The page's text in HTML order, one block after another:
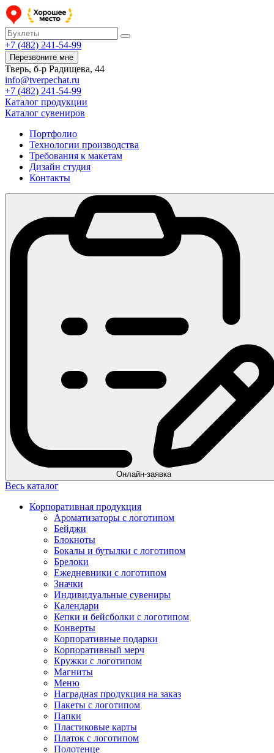
+7 (482) 241-54-99
Перезвоните мне
Тверь, б-р Радищева, 44
info@tverpechat.ru
+7 (482) 241-54-99
Каталог продукции
Каталог сувениров
Портфолио
Технологии производства
Требования к макетам
Дизайн студия
Контакты
Онлайн-заявка
Весь каталог
Корпоративная продукция
Ароматизаторы с логотипом
Бейджи
Блокноты
Бокалы и бутылки с логотипом
Брелоки
Ежедневники с логотипом
Значки
Индивидуальные сувениры
Календари
Кепки и бейсболки с логотипом
Конверты
Корпоративные подарки
Корпоративный мерч
Кружки с логотипом
Магниты
Меню
Наградная продукция на заказ
Пакеты с логотипом
Папки
Пластиковые карты
Платок с логотипом
Полотенце